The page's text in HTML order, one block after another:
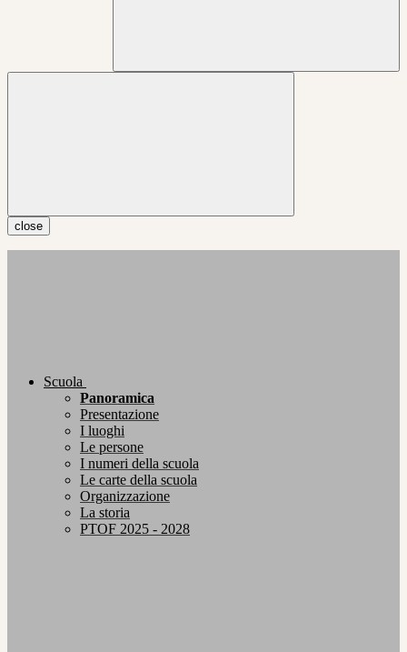
close
Scuola
Panoramica
Presentazione
I luoghi
Le persone
I numeri della scuola
Le carte della scuola
Organizzazione
La storia
PTOF 2025 - 2028